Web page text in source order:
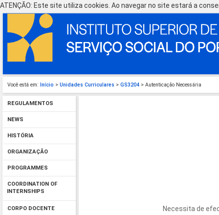
ATENÇÃO: Este site utiliza cookies. Ao navegar no site estará a
Você está em: Início > Unidades Curriculares > GS3204 > Autenticação Necessária
REGULAMENTOS
NEWS
HISTÓRIA
ORGANIZAÇÃO
PROGRAMMES
COORDINATION OF
INTERNSHIPS
CORPO DOCENTE Necessita de